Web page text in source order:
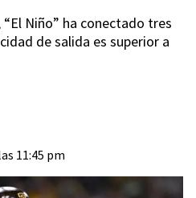
Niño” ha conectado tres
de salida es superior a
11:45 pm